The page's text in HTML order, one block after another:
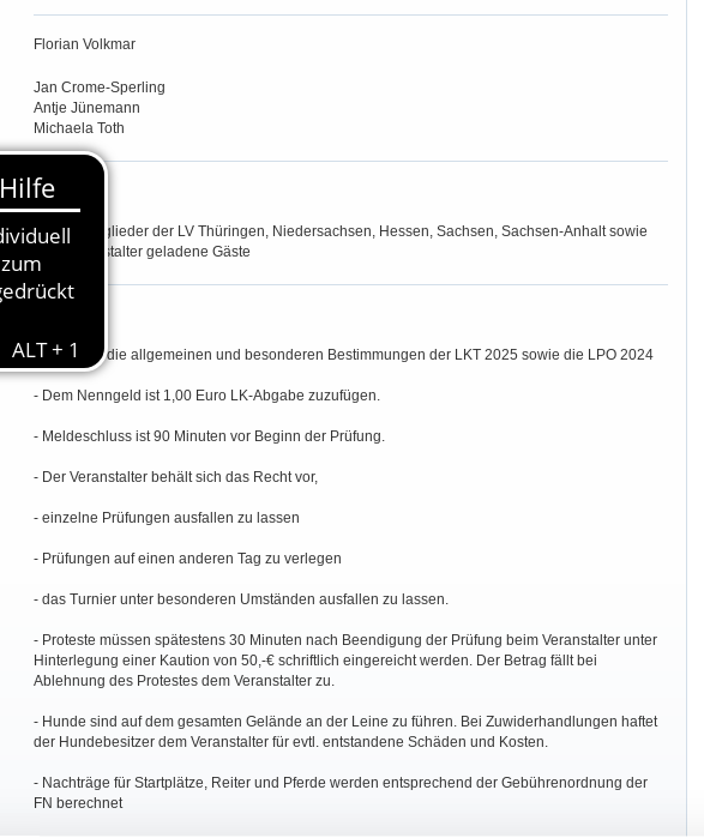
Florian Volkmar
Jan Crome-Sperling
Antje Jünemann
Michaela Toth
Stamm-Mitglieder der LV Thüringen, Niedersachsen, Hessen, Sachsen, Sachsen-Anhalt sowie
vom Veranstalter geladene Gäste
- Es gelten die allgemeinen und besonderen Bestimmungen der LKT 2025 sowie die LPO 2024
- Dem Nenngeld ist 1,00 Euro LK-Abgabe zuzufügen.
- Meldeschluss ist 90 Minuten vor Beginn der Prüfung.
- Der Veranstalter behält sich das Recht vor,
- einzelne Prüfungen ausfallen zu lassen
- Prüfungen auf einen anderen Tag zu verlegen
- das Turnier unter besonderen Umständen ausfallen zu lassen.
- Proteste müssen spätestens 30 Minuten nach Beendigung der Prüfung beim Veranstalter unter
Hinterlegung einer Kaution von 50,-€ schriftlich eingereicht werden. Der Betrag fällt bei
Ablehnung des Protestes dem Veranstalter zu.
- Hunde sind auf dem gesamten Gelände an der Leine zu führen. Bei Zuwiderhandlungen haftet
der Hundebesitzer dem Veranstalter für evtl. entstandene Schäden und Kosten.
- Nachträge für Startplätze, Reiter und Pferde werden entsprechend der Gebührenordnung der
FN berechnet